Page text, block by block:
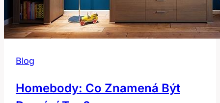
Blog
Homebody: Co Znamená Být